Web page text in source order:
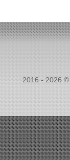
2016 - 2026 ©